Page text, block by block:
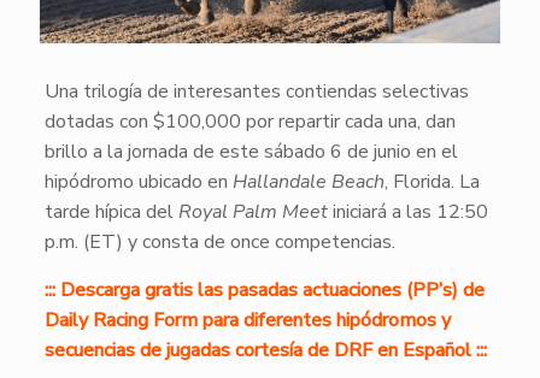
Una trilogía de interesantes contiendas selectivas
dotadas con $100,000 por repartir cada una, dan
brillo a la jornada de este sábado 6 de junio en el
hipódromo ubicado en Hallandale Beach, Florida. La
tarde hípica del Royal Palm Meetiniciará a las 12:50
p.m. (ET) y consta de once competencias.
::: Descarga gratis las pasadas actuaciones (PP’s) de
Daily Racing Form para diferentes hipódromos y
secuencias de jugadas cortesía de DRF en Español :::